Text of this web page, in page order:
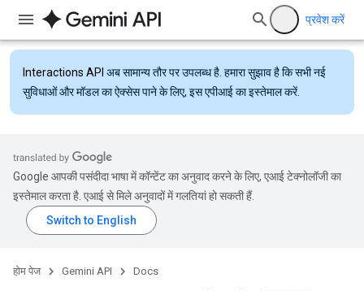
प्रवेश करें
Interactions API अब सामान्य तौर पर उपलब्ध है. हमारा सुझाव है कि सभी नई
सुविधाओं और मॉडल का ऐक्सेस पाने के लिए, इस एपीआई का इस्तेमाल करें.
Google आपकी पसंदीदा भाषा में कॉन्टेंट का अनुवाद करने के लिए, एआई टेक्नोलॉजी का
इस्तेमाल करता है. एआई से मिले अनुवादों में गलतियां हो सकती हैं.
होम पेज Gemini API Docs